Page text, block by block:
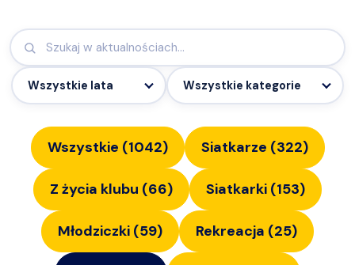
Wszystkie (1042) Siatkarze (322)
Z życia klubu (66) Siatkarki (153)
Młodziczki (59) Rekreacja (25)